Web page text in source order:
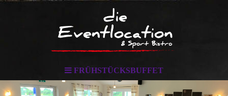
FRÜHSTÜCKSBUFFET